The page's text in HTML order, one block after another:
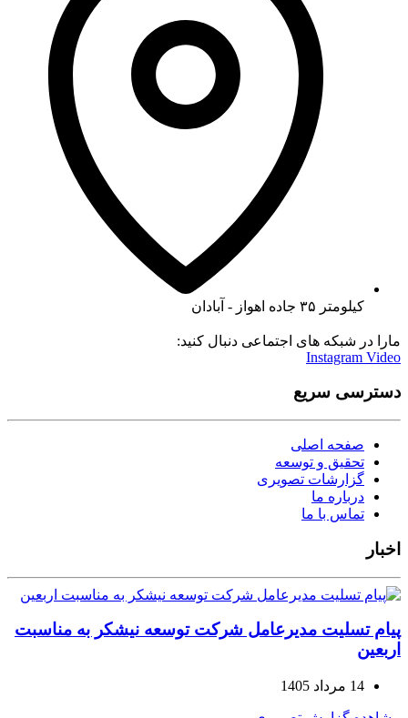
کیلومتر ۳۵ جاده اهواز - آبادان
مارا در شبکه های اجتماعی دنبال کنید:
Instagram Video
دسترسی سریع
صفحه اصلی
تحقیق و توسعه
گزارشات تصویری
درباره ما
تماس با ما
اخبار
پیام تسلیت مدیرعامل شرکت توسعه نیشکر به مناسبت
اربعین
14 مرداد 1405